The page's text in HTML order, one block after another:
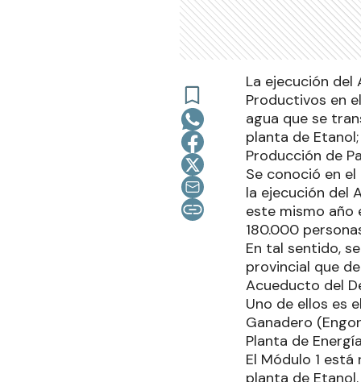
La ejecución
Productivos en
agua que se
planta de
Producción de
Se conoció en
la ejecución del
este mismo año
180.000
En tal sentido,
provincial que
Acueducto del
Uno de ellos es
Ganadero
Planta de
El Módulo 1
planta de Etanol.